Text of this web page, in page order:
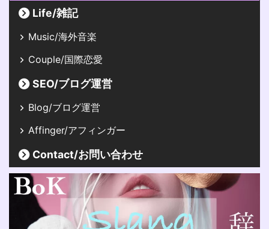
Life/雑記
Music/海外音楽
Couple/国際恋愛
SEO/ブログ運営
Blog/ブログ運営
Affinger/アフィンガー
Contact/お問い合わせ